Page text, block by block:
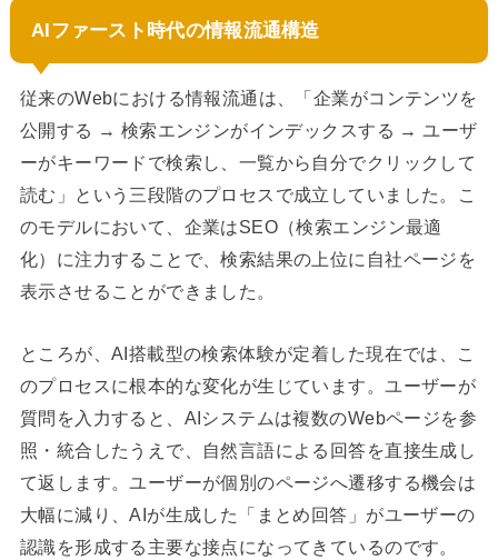
AIファースト時代の情報流通構造
従来のWebにおける情報流通は、「企業がコンテンツを
公開する → 検索エンジンがインデックスする → ユーザ
ーがキーワードで検索し、一覧から自分でクリックして
読む」という三段階のプロセスで成立していました。こ
のモデルにおいて、企業はSEO（検索エンジン最適
化）に注力することで、検索結果の上位に自社ページを
表示させることができました。
ところが、AI搭載型の検索体験が定着した現在では、こ
のプロセスに根本的な変化が生じています。ユーザーが
質問を入力すると、AIシステムは複数のWebページを参
照・統合したうえで、自然言語による回答を直接生成し
て返します。ユーザーが個別のページへ遷移する機会は
大幅に減り、AIが生成した「まとめ回答」がユーザーの
認識を形成する主要な接点になってきているのです。